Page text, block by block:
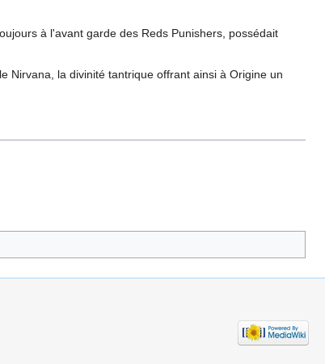
à l'avant garde des Reds Punishers, possédait
Nirvana, la divinité tantrique offrant ainsi à Origine un